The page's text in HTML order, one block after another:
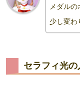
メダル
少し変わ
セラフィ光